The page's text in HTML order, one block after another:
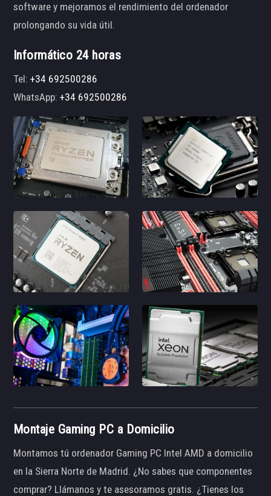
software y mejoramos el rendimiento del ordenador
prolongando su vida útil.
Informático 24 horas
Tel:+34 692500286
WhatsApp:+34 692500286
Montaje Gaming PC a Domicilio
Montamos tú ordenador Gaming PC Intel AMD a domicilio
en la Sierra Norte de Madrid. ¿No sabes que componentes
comprar? Llámanos y te asesoramos gratis. ¿Tienes los